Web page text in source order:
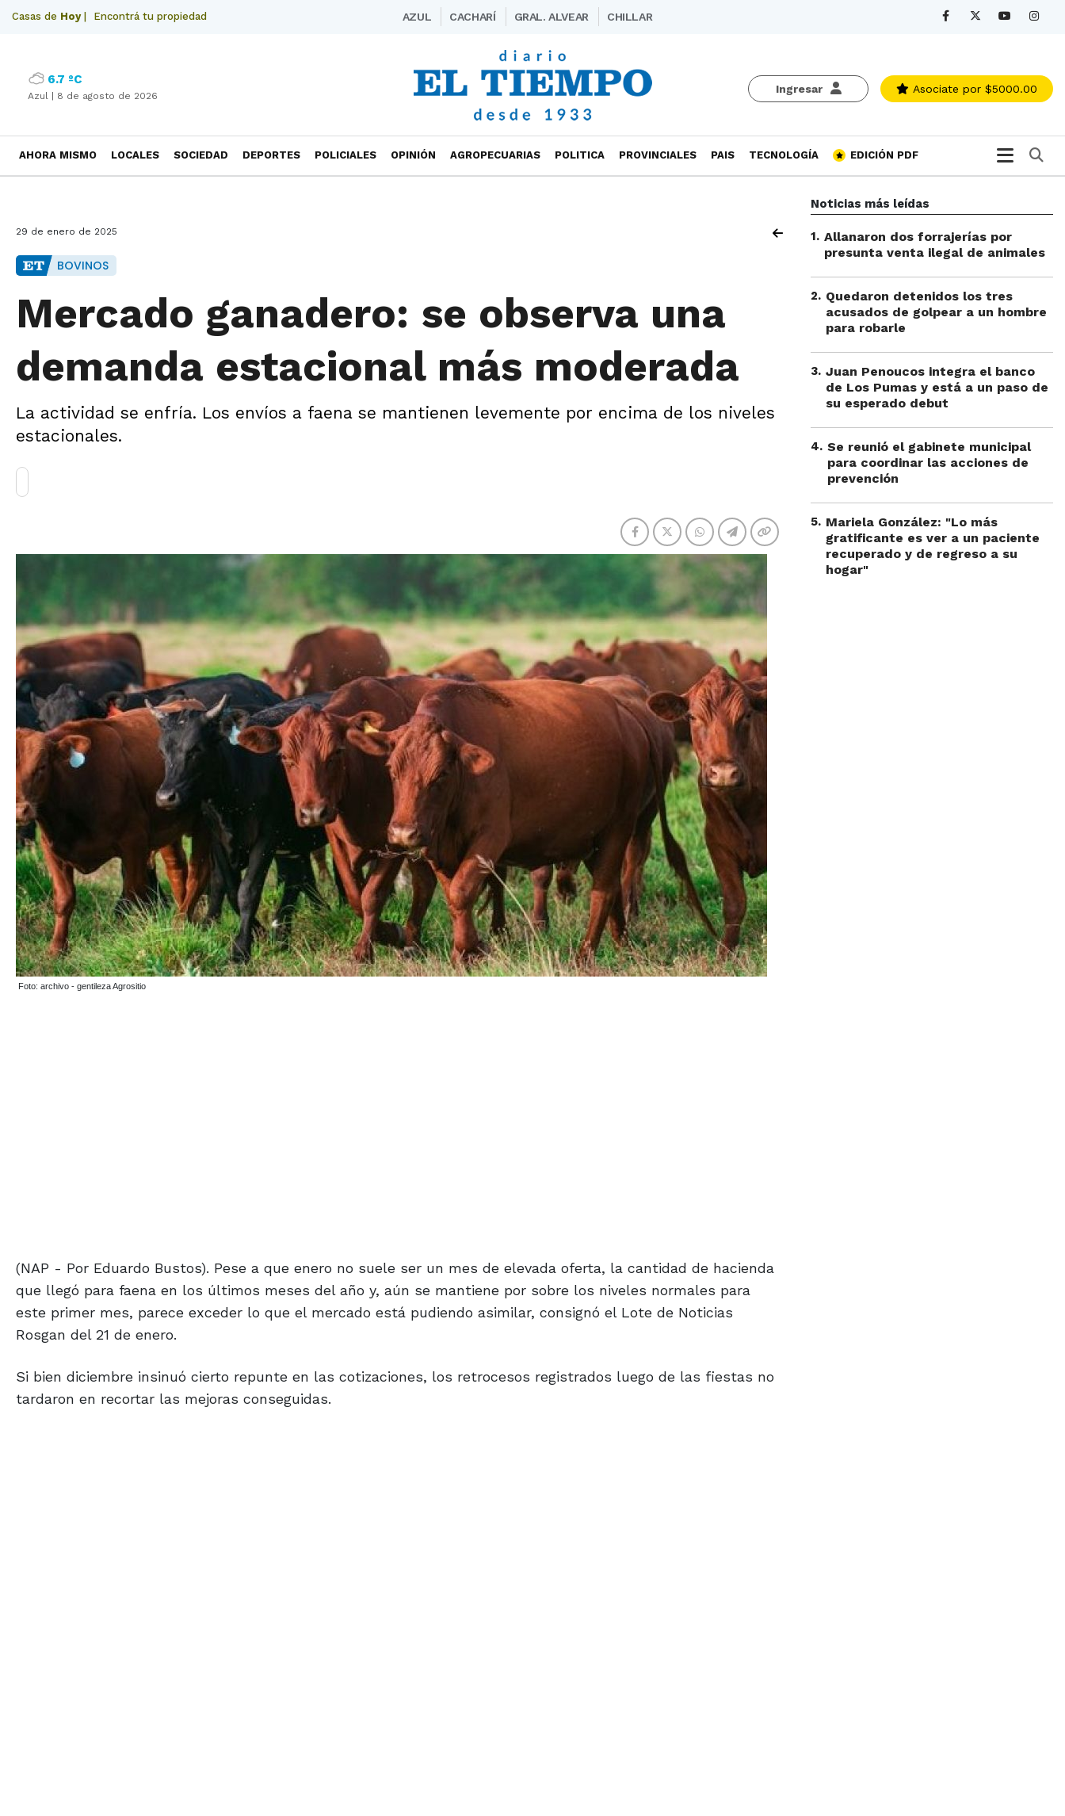
Casas de Hoy| Encontrá tu propiedad AZUL CACHARÍ GRAL. ALVEAR CHILLAR
Ingresar Asociate por $5000.00
6.7 ºC
Azul | 8 de agosto de 2026
AHORA MISMO LOCALES SOCIEDAD DEPORTES POLICIALES OPINIÓN AGROPECUARIAS POLITICA PROVINCIALES PAIS TECNOLOGÍA EDICIÓN PDF
29 de enero de 2025
BOVINOS
Mercado ganadero: se observa una
demanda estacional más moderada
La actividad se enfría. Los envíos a faena se mantienen levemente por encima de los niveles
estacionales.
Foto: archivo - gentileza Agrositio
(NAP - Por Eduardo Bustos). Pese a que enero no suele ser un mes de elevada oferta, la cantidad de hacienda
que llegó para faena en los últimos meses del año y, aún se mantiene por sobre los niveles normales para
este primer mes, parece exceder lo que el mercado está pudiendo asimilar, consignó el Lote de Noticias
Rosgan del 21 de enero.
Si bien diciembre insinuó cierto repunte en las cotizaciones, los retrocesos registrados luego de las fiestas no
tardaron en recortar las mejoras conseguidas.
Noticias más leídas
1. Allanaron dos forrajerías por
presunta venta ilegal de animales
2. Quedaron detenidos los tres
acusados de golpear a un hombre
para robarle
3. Juan Penoucos integra el banco
de Los Pumas y está a un paso de
su esperado debut
4. Se reunió el gabinete municipal
para coordinar las acciones de
prevención
5. Mariela González: "Lo más
gratificante es ver a un paciente
recuperado y de regreso a su
hogar"